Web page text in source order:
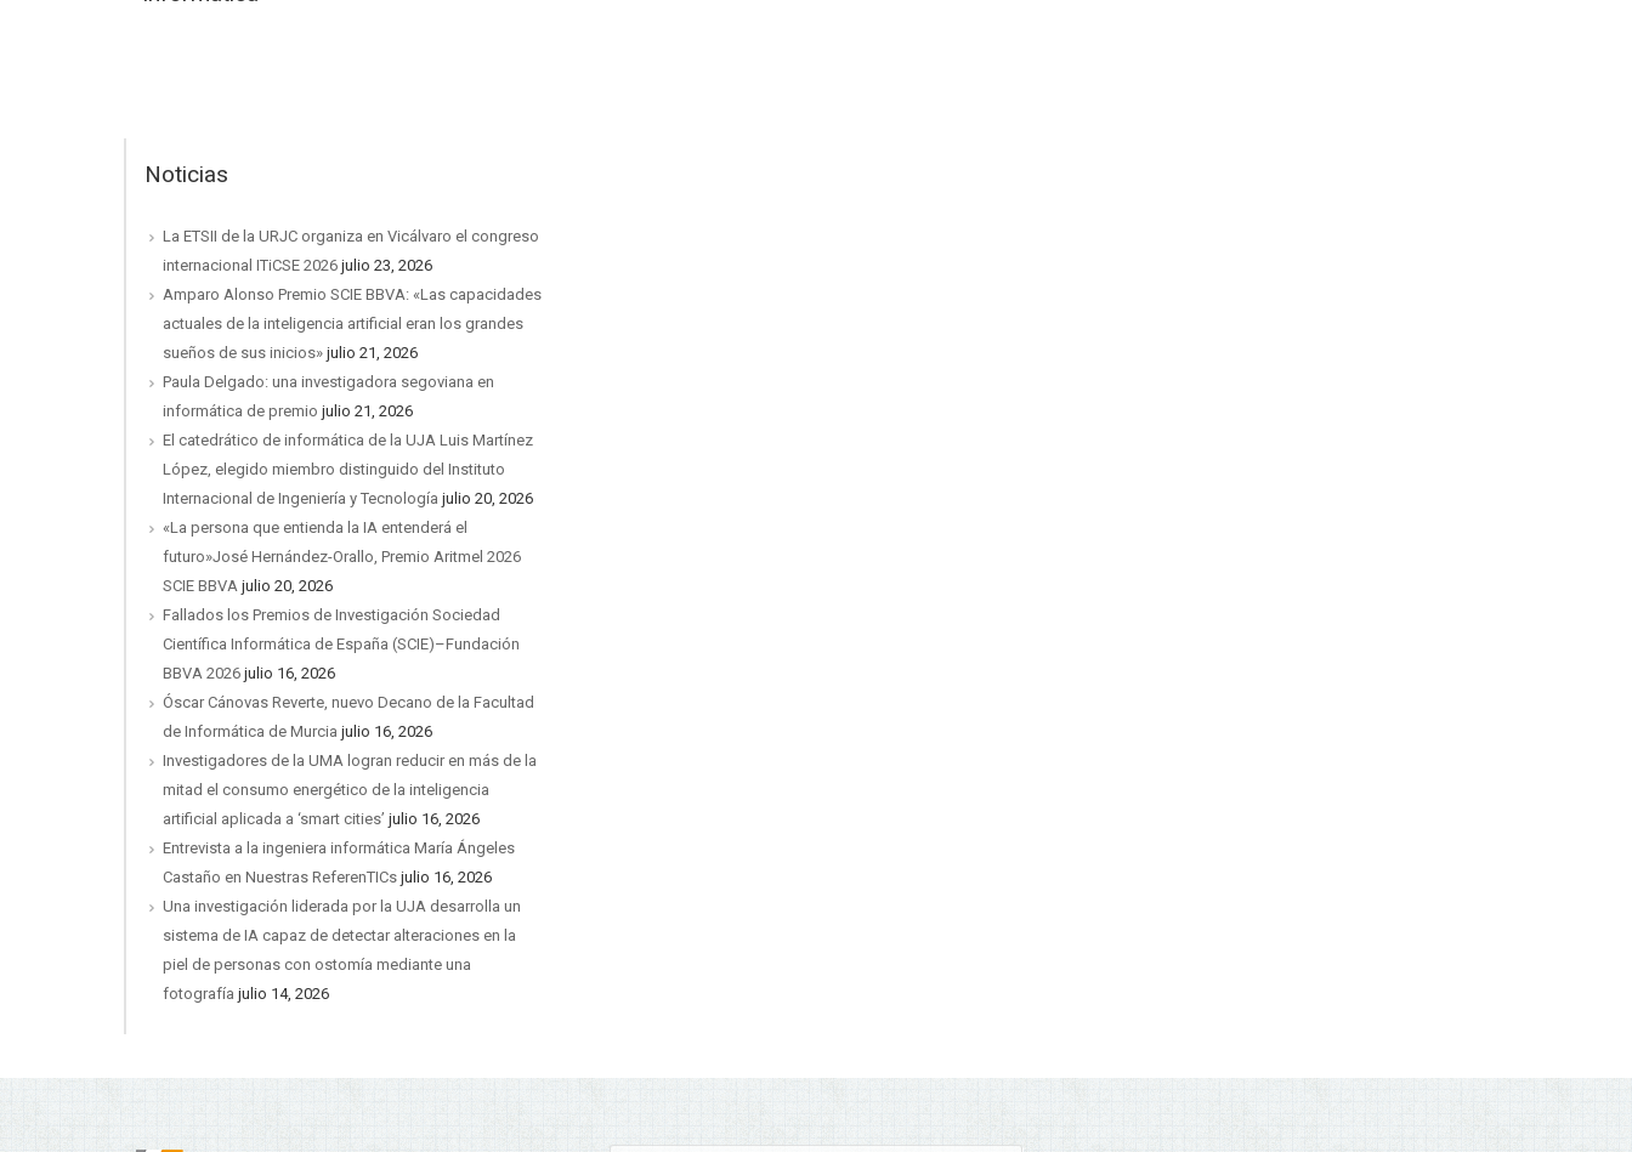
Noticias
La ETSII de la URJC organiza en Vicálvaro el congreso
internacional ITiCSE 2026 julio 23, 2026
Amparo Alonso Premio SCIE BBVA: «Las capacidades
actuales de la inteligencia artificial eran los grandes
sueños de sus inicios» julio 21, 2026
Paula Delgado: una investigadora segoviana en
informática de premio julio 21, 2026
El catedrático de informática de la UJA Luis Martínez
López, elegido miembro distinguido del Instituto
Internacional de Ingeniería y Tecnología julio 20, 2026
«La persona que entienda la IA entenderá el
futuro»José Hernández-Orallo, Premio Aritmel 2026
SCIE BBVA julio 20, 2026
Fallados los Premios de Investigación Sociedad
Científica Informática de España (SCIE)–Fundación
BBVA 2026 julio 16, 2026
Óscar Cánovas Reverte, nuevo Decano de la Facultad
de Informática de Murcia julio 16, 2026
Investigadores de la UMA logran reducir en más de la
mitad el consumo energético de la inteligencia
artificial aplicada a ‘smart cities’ julio 16, 2026
Entrevista a la ingeniera informática María Ángeles
Castaño en Nuestras ReferenTICs julio 16, 2026
Una investigación liderada por la UJA desarrolla un
sistema de IA capaz de detectar alteraciones en la
piel de personas con ostomía mediante una
fotografía julio 14, 2026